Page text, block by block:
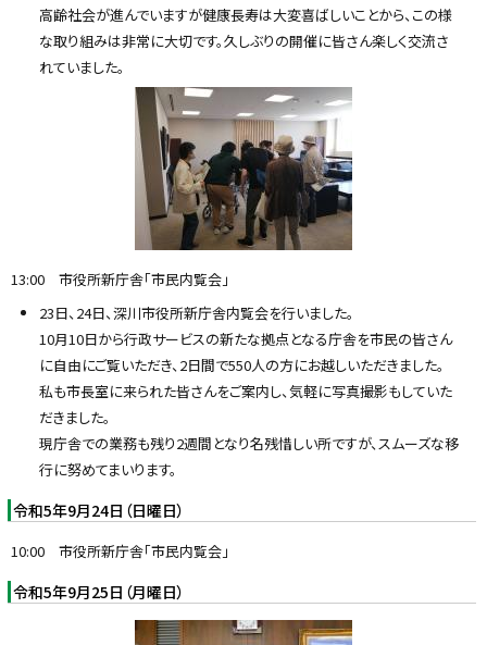
高齢社会が進んでいますが健康長寿は大変喜ばしいことから、この様
な取り組みは非常に大切です。久しぶりの開催に皆さん楽しく交流さ
れていました。
13:00 市役所新庁舎「市民内覧会」
23日、24日、深川市役所新庁舎内覧会を行いました。
10月10日から行政サービスの新たな拠点となる庁舎を市民の皆さん
に自由にご覧いただき、2日間で550人の方にお越しいただきました。
私も市長室に来られた皆さんをご案内し、気軽に写真撮影もしていた
だきました。
現庁舎での業務も残り2週間となり名残惜しい所ですが、スムーズな移
行に努めてまいります。
令和5年9月24日（日曜日）
10:00 市役所新庁舎「市民内覧会」
令和5年9月25日（月曜日）